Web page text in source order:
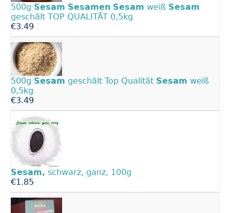
500g Sesam Sesamen Sesam weiß Sesam
geschält TOP QUALITÄT 0,5kg
€3.49
500g Sesam geschält Top Qualität Sesam weiß
0,5kg
€3.49
Sesam, schwarz, ganz, 100g
€1.85